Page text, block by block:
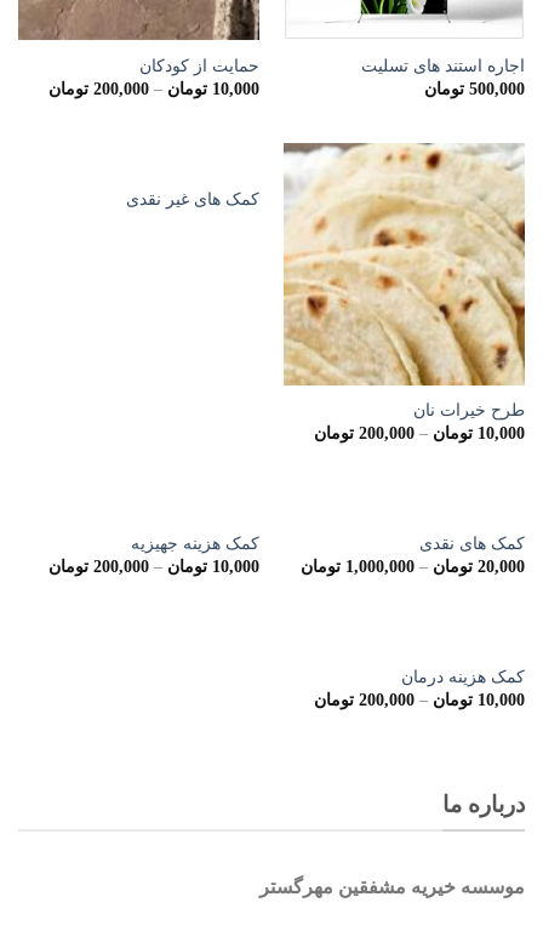
اجاره استند های تسلیت
500,000 تومان
حمایت از کودکان
10,000 تومان –
200,000 تومان
طرح خیرات نان
10,000 تومان –
200,000 تومان
کمک های غیر نقدی
کمک های نقدی
20,000 تومان –
1,000,000 تومان
کمک هزینه جهیزیه
10,000 تومان –
200,000 تومان
کمک هزینه درمان
10,000 تومان –
200,000 تومان
درباره ما
موسسه خیریه مشفقین مهرگستر